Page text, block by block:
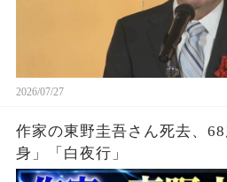
2026/07/27
作家の東野圭吾さん死去、
身」「白夜行」